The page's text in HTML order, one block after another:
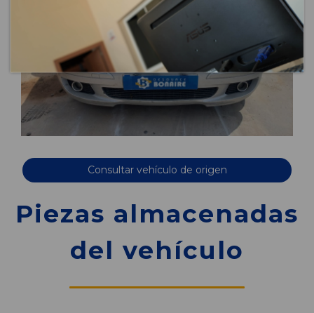
Consultar vehículo de origen
Piezas almacenadas
del vehículo